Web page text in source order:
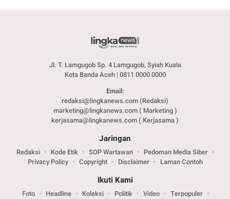
Jl. T. Lamgugob Sp. 4 Lamgugob, Syiah Kuala
Kota Banda Aceh | 0811 0000 0000
Email:
redaksi@lingkanews.com (Redaksi)
marketing@lingkanews.com ( Marketing )
kerjasama@lingkanews.com ( Kerjasama )
Jaringan
Redaksi Kode Etik SOP Wartawan
Pedoman Media Siber
Privacy Policy
Copyright Disclaimer Laman Contoh
Ikuti Kami
Foto Headline Koleksi Politik Video
Terpopuler